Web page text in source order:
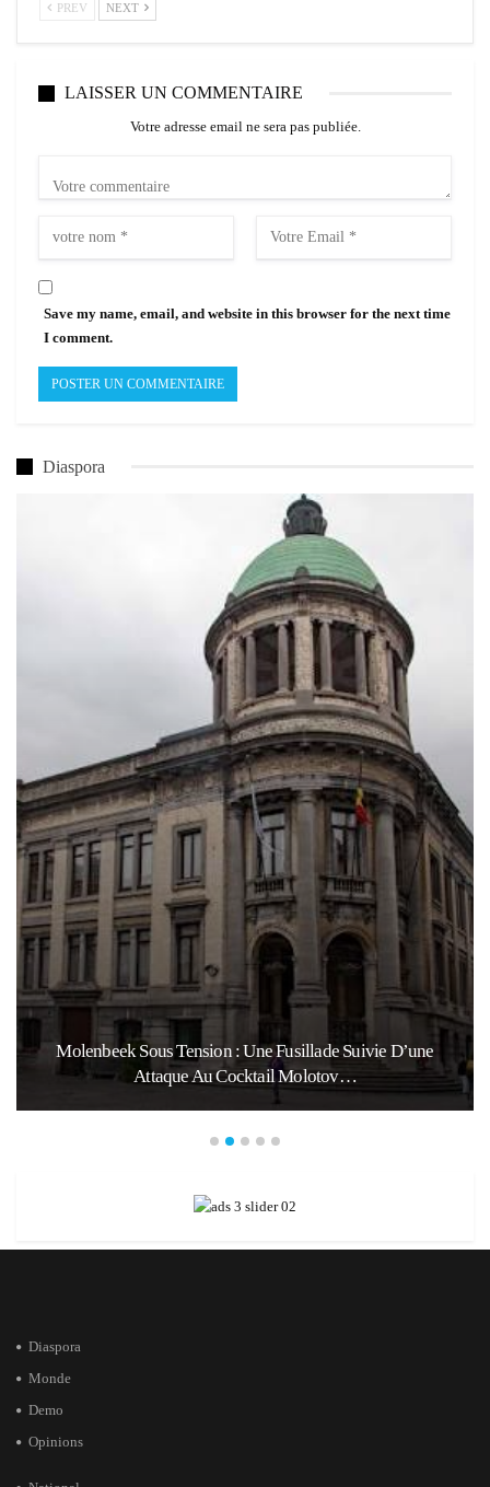
PREV NEXT
LAISSER UN COMMENTAIRE
Votre adresse email ne sera pas publiée.
Save my name, email, and website in this browser for the next time
I comment.
Diaspora
Molenbeek Sous Tension : Une Fusillade Suivie D’une
Attaque Au Cocktail Molotov…
Diaspora
Monde
Demo
Opinions